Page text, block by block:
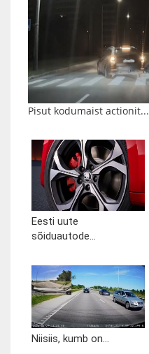
Pisut kodumaist actionit...
Eesti uute
sõiduautode...
Niisiis, kumb on...